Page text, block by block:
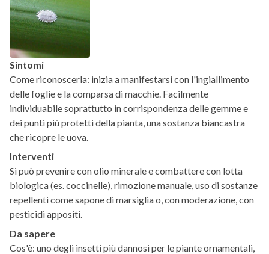
Sintomi
Come riconoscerla: inizia a manifestarsi con l'ingiallimento
delle foglie e la comparsa di macchie. Facilmente
individuabile soprattutto in corrispondenza delle gemme e
dei punti più protetti della pianta, una sostanza biancastra
che ricopre le uova.
Interventi
Si può prevenire con olio minerale e combattere con lotta
biologica (es. coccinelle), rimozione manuale, uso di sostanze
repellenti come sapone di marsiglia o, con moderazione, con
pesticidi appositi.
Da sapere
Cos'è: uno degli insetti più dannosi per le piante ornamentali,